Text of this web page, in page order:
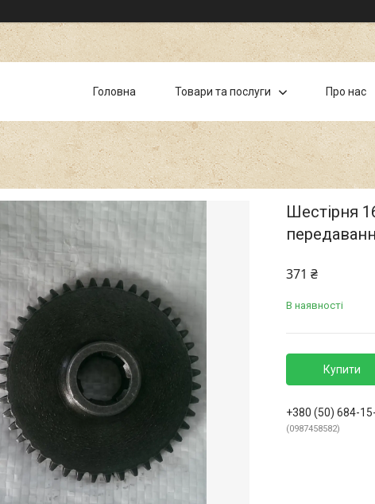
Головна Товари та послуги Про нас
Шестірня
371 ₴
В наявності
Купити
+380 (50) 684-
0987458582